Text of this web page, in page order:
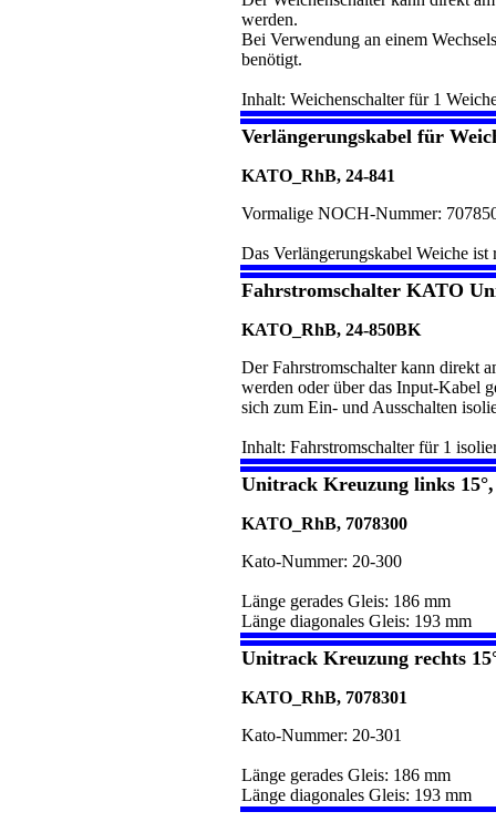
werden.
Bei Verwendung an einem
benötigt.
Inhalt: Weichenschalter für 1
Verlängerungskabel für
KATO_RhB, 24-841
Vormalige NOCH-Nummer:
Das Verlängerungskabel Weiche
Fahrstromschalter KATO
KATO_RhB, 24-850BK
Der Fahrstromschalter kann direkt
werden oder über das Input-Kabel
sich zum Ein- und Ausschalten
Inhalt: Fahrstromschalter für 1
Unitrack Kreuzung links
KATO_RhB, 7078300
Kato-Nummer: 20-300
Länge gerades Gleis: 186 mm
Länge diagonales Gleis: 193 mm
Unitrack Kreuzung rechts
KATO_RhB, 7078301
Kato-Nummer: 20-301
Länge gerades Gleis: 186 mm
Länge diagonales Gleis: 193 mm